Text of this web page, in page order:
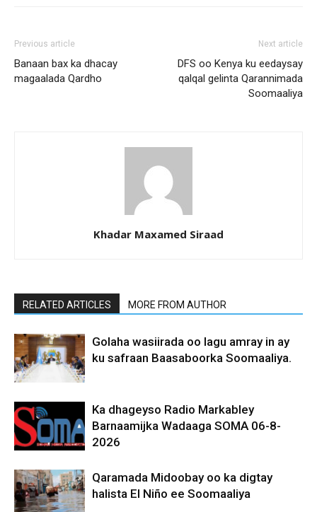
Previous article
Banaan bax ka dhacay
magaalada Qardho
Next article
DFS oo Kenya ku eedaysay
qalqal gelinta Qarannimada
Soomaaliya
Khadar Maxamed Siraad
RELATED ARTICLES MORE FROM AUTHOR
Golaha wasiirada oo lagu amray in ay
ku safraan Baasaboorka Soomaaliya.
Ka dhageyso Radio Markabley
Barnaamijka Wadaaga SOMA 06-8-
2026
Qaramada Midoobay oo ka digtay
halista El Niño ee Soomaaliya